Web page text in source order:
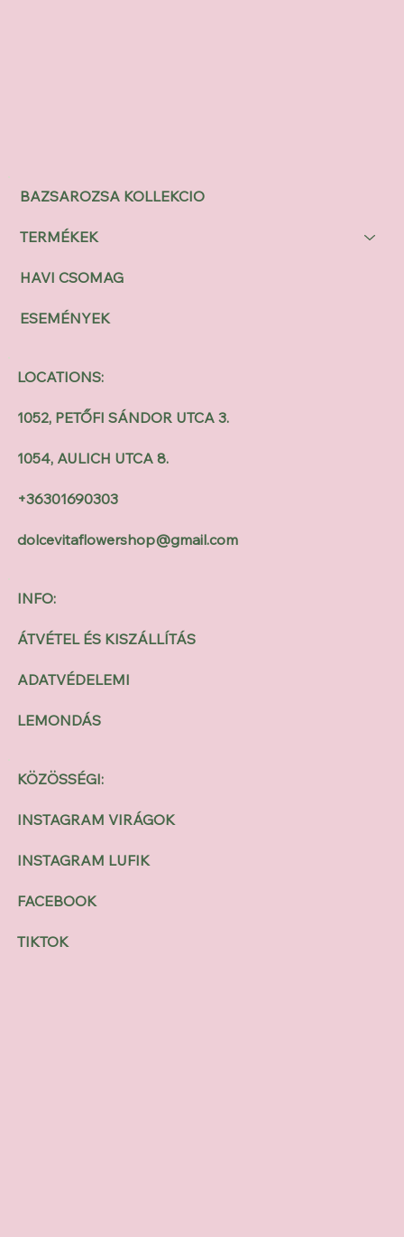
BAZSAROZSA KOLLEKCIO
TERMÉKEK
HAVI CSOMAG
ESEMÉNYEK
INFO:
ÁTVÉTEL ÉS KISZÁLLÍTÁS
ADATVÉDELEMI
LEMONDÁS
KÖZÖSSÉGI:
INSTAGRAM VIRÁGOK
INSTAGRAM LUFIK
FACEBOOK
TIKTOK
LOCATIONS:
1052, PETŐFI SÁNDOR UTCA 3.
1054, AULICH UTCA 8.
+36301690303
dolcevitaflowershop@gmail.com